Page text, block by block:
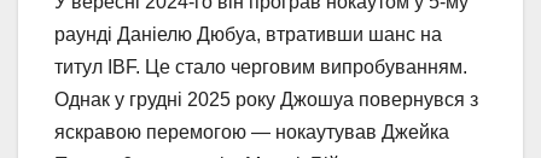
раунді Даніелю Дюбуа, втративши шанс на
титул IBF. Це стало черговим випробуванням.
Однак у грудні 2025 року Джошуа повернувся з
яскравою перемогою — нокаутував Джейка